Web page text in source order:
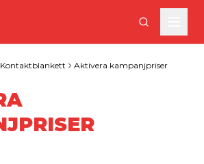
Kontaktblankett Aktivera kampanjpriser